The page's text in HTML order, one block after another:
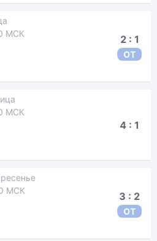
МСК
2 : 1
ОТ
МСК
4 : 1
МСК
3 : 2
ОТ